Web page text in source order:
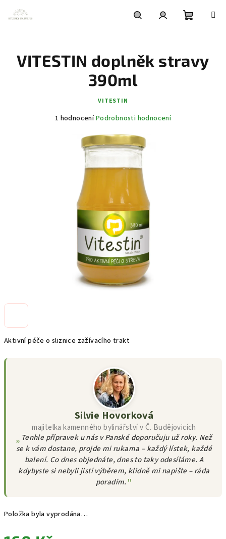
košík
Aktivní péče o sliznice zažívacího trakt
Silvie Hovorková
majitelka kamenného bylinářství v Č. Budějovicích
Tenhle přípravek u nás v Panské doporučuju už roky. Než
se k vám dostane, projde mi rukama – každý lístek, každé
balení. Co dnes objednáte, dnes to taky odesíláme. A
kdybyste si nebyli jistí výběrem, klidně mi napište – ráda
poradím.
Položka byla vyprodána…
VITESTIN doplněk stravy
390ml
VITESTIN
Průměrné
produktu
hvězdiček.
1 hodnoceníPodrobnosti hodnocení